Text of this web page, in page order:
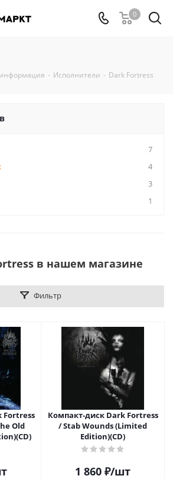
0
- Исполнители - Dark Fortress
7
4
3
1
в нашем магазине
Фильтр
Fortress
Old
Компакт-диск Dark Fortress
/ Stab Wounds (Limited
Edition)(CD)
1 860 ₽/шт